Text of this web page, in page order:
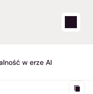
w erze AI